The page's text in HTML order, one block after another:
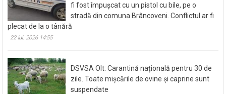
fi fost împușcat cu un pistol cu bile, pe o
stradă din comuna Brâncoveni. Conflictul ar fi
plecat de la o tânără
22 iul. 2026 14:55
DSVSA Olt: Carantină națională pentru 30 de
zile. Toate mișcările de ovine și caprine sunt
suspendate